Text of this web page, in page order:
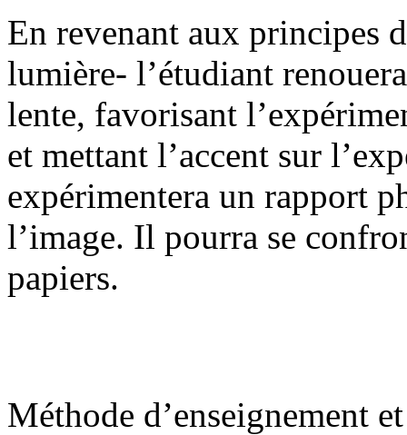
En revenant aux principes
lumière- l’étudiant
lente, favorisant
et mettant l’accent sur
expérimentera un rapport
l’image. Il pourra se
papiers.
Méthode d’enseignement